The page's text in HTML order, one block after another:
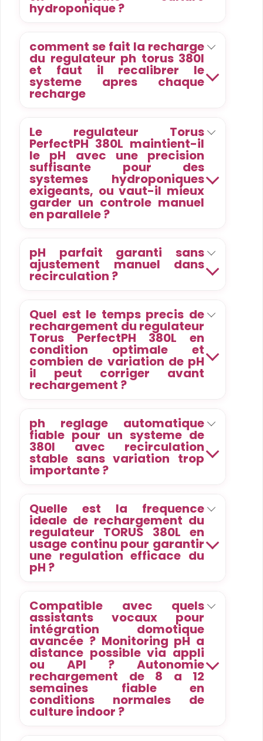
hydroponique ?
comment se fait la recharge
du regulateur ph torus 380l
et faut il recalibrer le
systeme apres chaque
recharge
Le regulateur Torus
PerfectPH 380L maintient-il
le pH avec une precision
suffisante pour des
systemes hydroponiques
exigeants, ou vaut-il mieux
garder un controle manuel
en parallele ?
pH parfait garanti sans
ajustement manuel dans
recirculation ?
Quel est le temps precis de
rechargement du regulateur
Torus PerfectPH 380L en
condition optimale et
combien de variation de pH
il peut corriger avant
rechargement ?
ph reglage automatique
fiable pour un systeme de
380l avec recirculation
stable sans variation trop
importante ?
Quelle est la frequence
ideale de rechargement du
regulateur TORUS 380L en
usage continu pour garantir
une regulation efficace du
pH ?
Compatible avec quels
assistants vocaux pour
intégration domotique
avancée ? Monitoring pH a
distance possible via appli
ou API ? Autonomie
rechargement de 8 a 12
semaines fiable en
conditions normales de
culture indoor ?